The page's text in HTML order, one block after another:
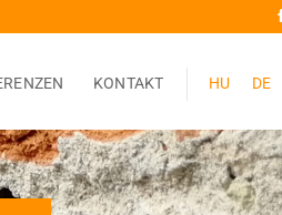
KONTAKT HU DE